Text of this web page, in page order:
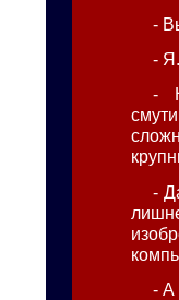
-
-
-
-
- А